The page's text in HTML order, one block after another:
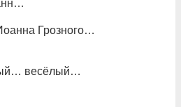
Грозного…
весёлый…